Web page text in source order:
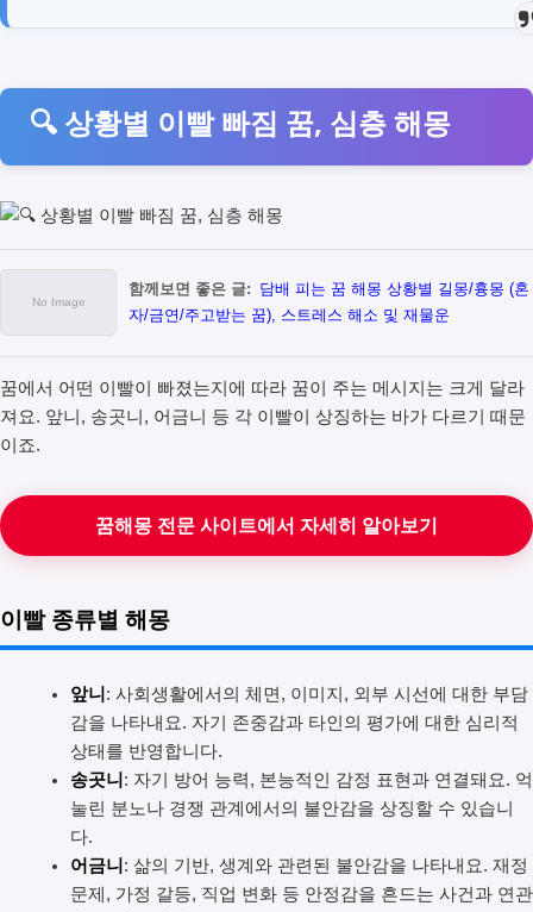
🔍 상황별 이빨 빠짐 꿈, 심층 해몽
함께보면 좋은 글: 담배 피는 꿈 해몽 상황별 길몽/흉몽 (혼
자/금연/주고받는 꿈), 스트레스 해소 및 재물운
꿈에서 어떤 이빨이 빠졌는지에 따라 꿈이 주는 메시지는 크게 달라
져요. 앞니, 송곳니, 어금니 등 각 이빨이 상징하는 바가 다르기 때문
이죠.
꿈해몽 전문 사이트에서 자세히 알아보기
이빨 종류별 해몽
앞니 : 사회생활에서의 체면, 이미지, 외부 시선에 대한 부담
감을 나타내요. 자기 존중감과 타인의 평가에 대한 심리적
상태를 반영합니다.
송곳니 : 자기 방어 능력, 본능적인 감정 표현과 연결돼요. 억
눌린 분노나 경쟁 관계에서의 불안감을 상징할 수 있습니
다.
어금니 : 삶의 기반, 생계와 관련된 불안감을 나타내요. 재정
문제, 가정 갈등, 직업 변화 등 안정감을 흔드는 사건과 연관